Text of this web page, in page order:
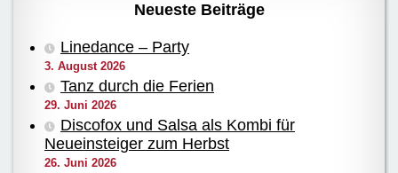
Neueste Beiträge
Linedance – Party
3. August 2026
Tanz durch die Ferien
29. Juni 2026
Discofox und Salsa als Kombi für
Neueinsteiger zum Herbst
26. Juni 2026